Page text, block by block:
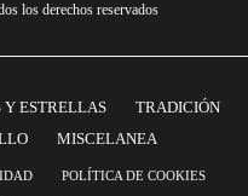
los derechos reservados
Y ESTRELLAS
TRADICIÓN
MISCELANEA
POLÍTICA DE COOKIES